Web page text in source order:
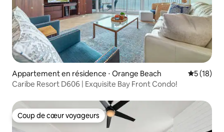
Appartement en résidence ⋅ Orange Beach
5 (18)
Caribe Resort D606 | Exquisite Bay Front Condo!
Coup de cœur voyageurs
Coup de cœur voyageurs